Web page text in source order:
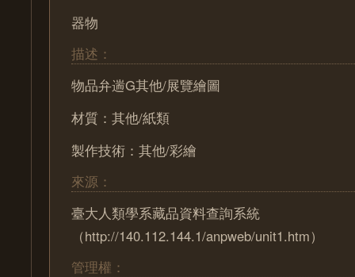
器物
描述：
物品弁遄G其他/展覽繪圖
材質：其他/紙類
製作技術：其他/彩繪
來源：
臺大人類學系藏品資料查詢系統
（http://140.112.144.1/anpweb/unit1.htm）
管理權：